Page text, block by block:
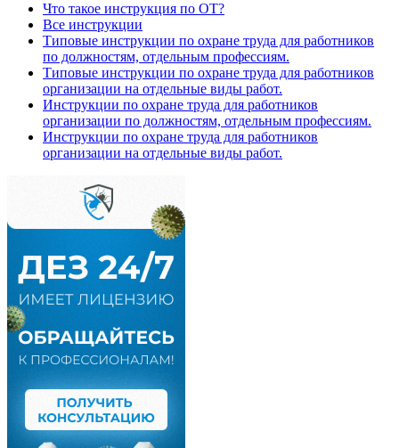
Что такое инструкция по ОТ?
Все инструкции
Типовые инструкции по охране труда для работников
по должностям, отдельным профессиям.
Типовые инструкции по охране труда для работников
организации на отдельные виды работ.
Инструкции по охране труда для работников
организации по должностям, отдельным профессиям.
Инструкции по охране труда для работников
организации на отдельные виды работ.